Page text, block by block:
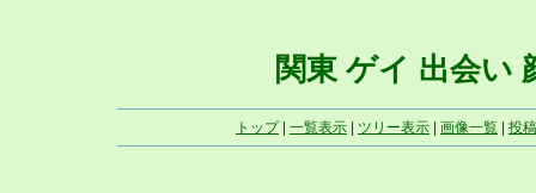
関東 ゲイ 出会い
トップ| 一覧表示 ツリー表示 画像一覧 投